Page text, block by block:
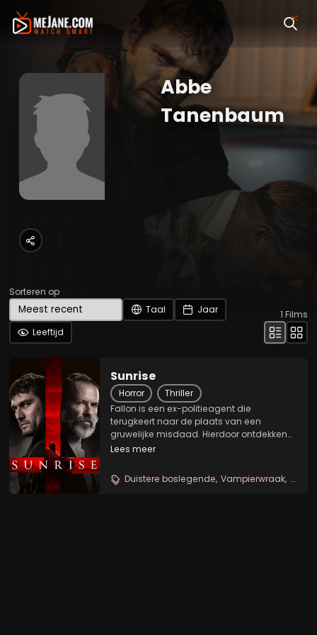
Abbe
Tanenbaum
Sorteren op
Taal
Jaar
Leeftijd
1 Films
Sunrise
Horror
Thriller
Fallon is een ex-politieagent die
terugkeert naar de plaats van een
gruwelijke misdaad. Hierdoor ontdekken
de bewoners van een plattelandsdorpje
eigenlijk een vampier is die zich voedt
met bloed en angst. Nadat...
Lees meer
Duistere boslegende Vampierwraak